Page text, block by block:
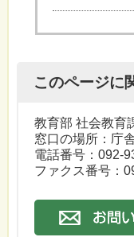
このページに
教育部 社会教育
窓口の場所：庁
電話番号： 092-
ファクス番号：